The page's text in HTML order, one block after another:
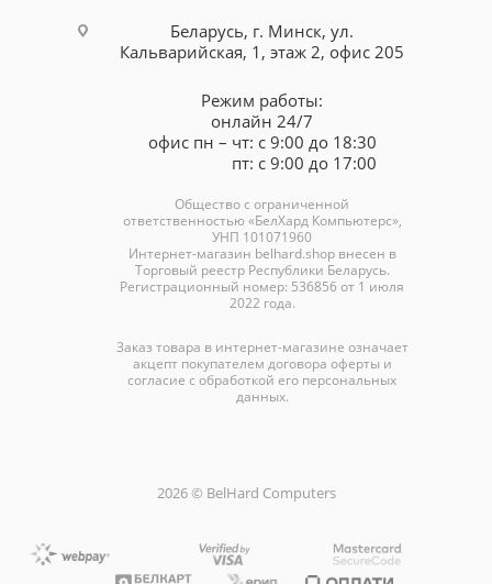
Беларусь, г. Минск, ул.
Кальварийская, 1, этаж 2, офис 205
Режим работы:
онлайн 24/7
офис пн – чт: с 9:00 до 18:30
пт: с 9:00 до 17:00
Общество с ограниченной
ответственностью «БелХард Компьютерс»,
УНП 101071960
Интернет-магазин belhard.shopвнесен в
Торговый реестр Республики Беларусь.
Регистрационный номер: 536856 от 1 июля
2022 года.
Заказ товара в интернет-магазине означает
акцепт покупателем договора оферты и
согласие с обработкой его персональных
данных.
2026 © BelHard Computers